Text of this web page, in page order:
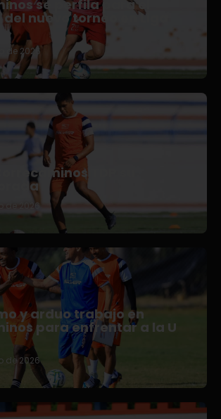
se perfila para el
del nuevo torneo en Liga
de 2026
TDP su
de 2026
y arduo trabajo en
para enfrentar a la U
de 2026